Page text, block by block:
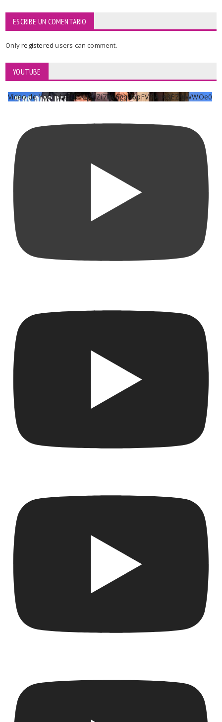
ESCRIBE UN COMENTARIO
Onlyregisteredusers can comment.
YOUTUBE
Vídeo de YouTube UCKqYjiZi7lzy6gqU6pFVFiA_A3EZ9JWWOe0